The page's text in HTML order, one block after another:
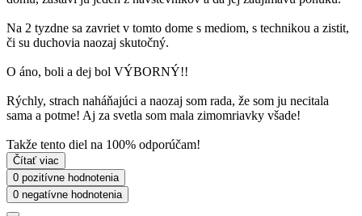
Na 2 tyzdne sa zavriet v tomto dome s mediom, s technikou a zistit,
či su duchovia naozaj skutočný.
O áno, boli a dej bol VÝBORNÝ!!
Rýchly, strach naháňajúci a naozaj som rada, že som ju necitala
sama a potme! Aj za svetla som mala zimomriavky všade!
Takže tento diel na 100% odporúčam!
Čítať viac
0 pozitívne hodnotenia
0 negatívne hodnotenia